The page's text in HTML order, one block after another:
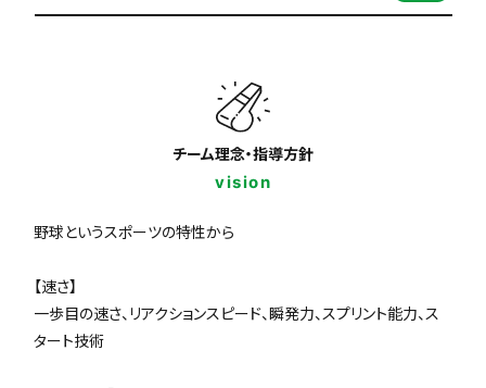
チーム理念・指導方針
vision
野球というスポーツの特性から
【速さ】
一歩目の速さ、リアクションスピード、瞬発力、スプリント能力、ス
タート技術